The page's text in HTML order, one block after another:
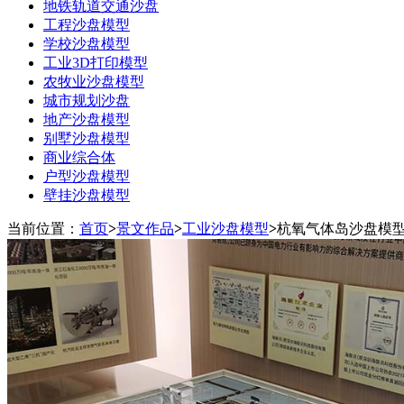
地铁轨道交通沙盘
工程沙盘模型
学校沙盘模型
工业3D打印模型
农牧业沙盘模型
城市规划沙盘
地产沙盘模型
别墅沙盘模型
商业综合体
户型沙盘模型
壁挂沙盘模型
当前位置： 首页>景文作品>工业沙盘模型>杭氧气体岛沙盘模